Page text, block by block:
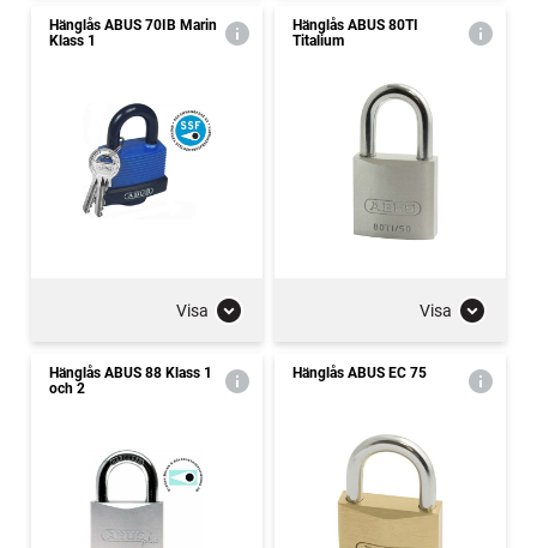
Hänglås ABUS 70IB Marin
Klass 1
Visa
Hänglås ABUS 80TI
Titalium
Visa
Hänglås ABUS 88 Klass 1
och 2
Hänglås ABUS EC 75